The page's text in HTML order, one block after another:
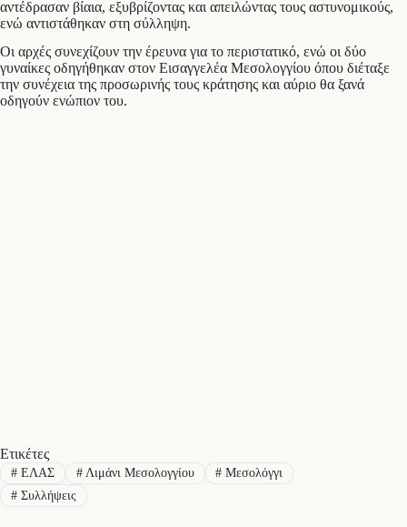
αντέδρασαν βίαια, εξυβρίζοντας και απειλώντας τους αστυνομικούς,
ενώ αντιστάθηκαν στη σύλληψη.
Οι αρχές συνεχίζουν την έρευνα για το περιστατικό, ενώ οι δύο
γυναίκες οδηγήθηκαν στον Εισαγγελέα Μεσολογγίου όπου διέταξε
την συνέχεια της προσωρινής τους κράτησης και αύριο θα ξανά
οδηγούν ενώπιον του.
Ετικέτες
#ΕΛΑΣ #Λιμάνι Μεσολογγίου # Μεσολόγγι
#Συλλήψεις